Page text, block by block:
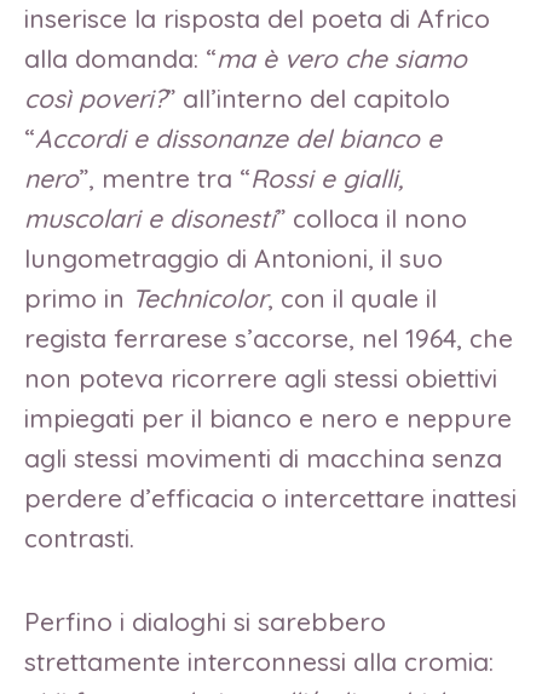
inserisce la risposta del poeta di Africo
alla domanda: “ma è vero che siamo
così poveri?” all’interno del capitolo
“Accordi e dissonanze del bianco e
nero”, mentre tra “Rossi e gialli,
muscolari e disonesti” colloca il nono
lungometraggio di Antonioni, il suo
primo in Technicolor, con il quale il
regista ferrarese s’accorse, nel 1964, che
non poteva ricorrere agli stessi obiettivi
impiegati per il bianco e nero e neppure
agli stessi movimenti di macchina senza
perdere d’efficacia o intercettare inattesi
contrasti.
Perfino i dialoghi si sarebbero
strettamente interconnessi alla cromia: